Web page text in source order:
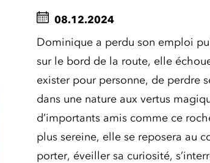
08.12.2024
Dominique a perdu son emploi
sur le bord de la route, elle
exister pour personne, de perdre
dans une nature aux vertus
d’importants amis comme ce
plus sereine, elle se reposera au
porter, éveiller sa curiosité,